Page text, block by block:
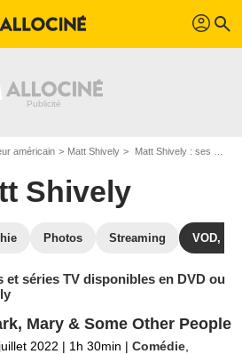
profil search
américain Matt Shively Matt Shively : ses Blu-Ray, DVD, VOD, SVOD
Shively
Photos Streaming VOD,
et séries TV disponibles en DVD ou
Mary & Some Other People
2022 | 1h 30min | Comédie